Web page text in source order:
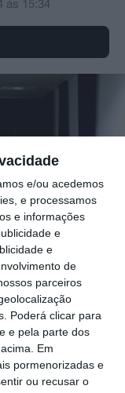
e/ou acedemos
e processamos
e informações
e
e
de
parceiros
Poderá clicar para
e pela parte dos
Em
pormenorizadas e
ou recusar o
às 15:34
o seu vasto
ao
do